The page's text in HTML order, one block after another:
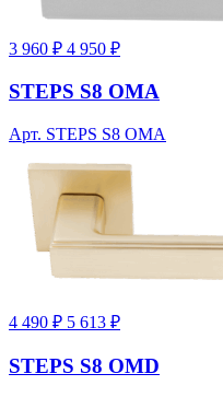
3 960 ₽ 4 950 ₽
STEPS S8 OMA
Арт. STEPS S8 OMA
4 490 ₽ 5 613 ₽
STEPS S8 OMD